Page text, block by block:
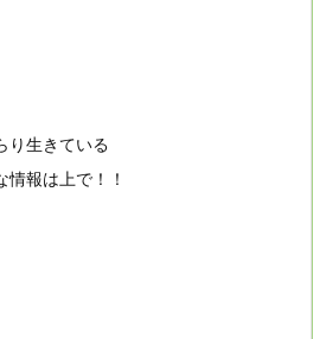
り生きている
情報は上で！！